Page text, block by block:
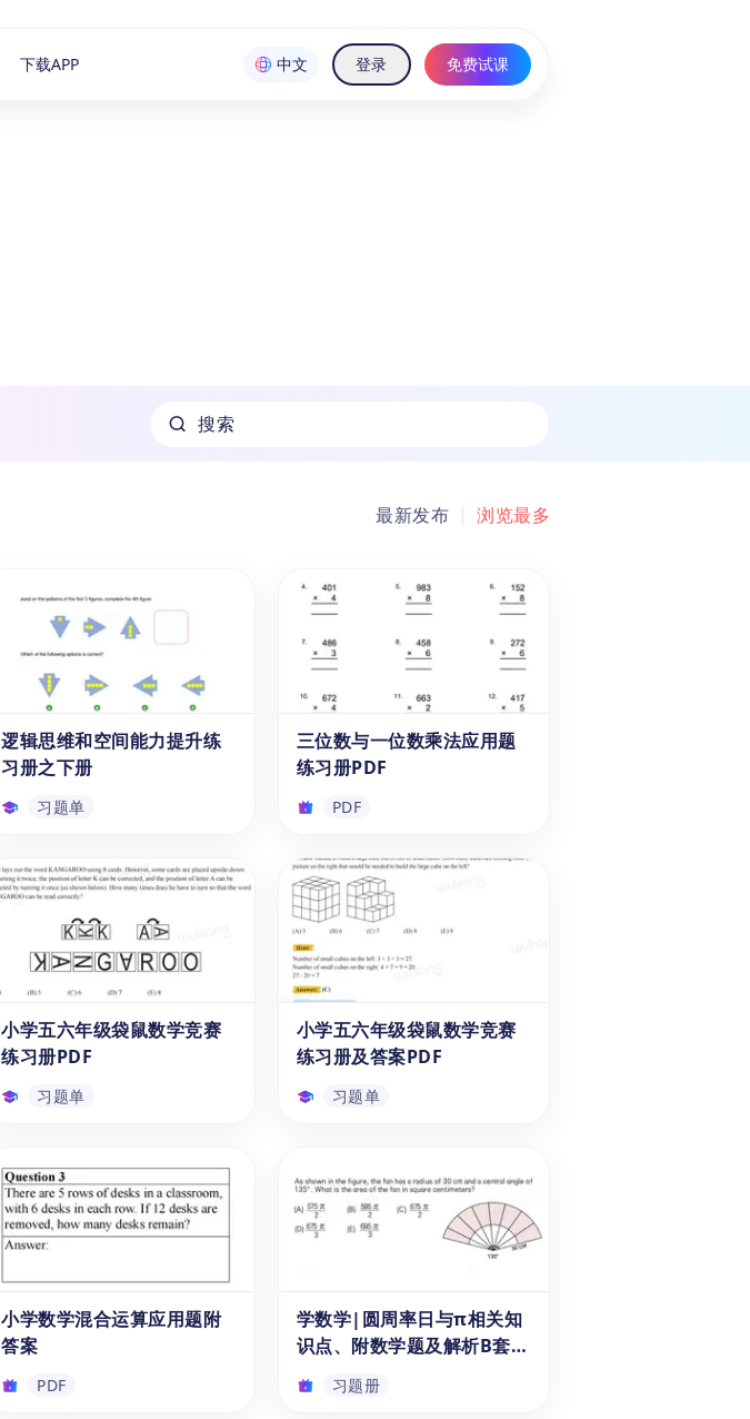
下载APP 中文 登录 免费试课
搜索
最新发布 浏览最多
逻辑思维和空间能力提升练
习册之下册
习题单
逻辑思维和空间能力提升练
习册之下册
通过《逻辑思维和空间能力提升
练习册之下册》这个免费且可下
载的中文PDF学习资源,可以帮助
6-15岁的儿童和学生在学习数学
时,提升逻辑思维、数学推理和
问题分析解决等能力。该资源针
对不同年级设计了一系列有趣的
数学应用题和逻辑推理练习,内
习题单
三位数与一位数乘法应用题
练习册PDF
PDF
三位数与一位数乘法应用题
练习册PDF
点击即可免费下载PDF格式的乘
法应用题练习册。该乘法练习题
电子版适合6-12岁的小学生，包
含多种类型的实际应用题，紧密
结合日常生活场景，旨在帮助学
生提高数学运算能力和实践技
能。
PDF
小学五六年级袋鼠数学竞赛
练习册PDF
习题单
练习册PDF
想尝试有挑战的数学题目吗，这
本《袋鼠数学练习册L5-L6》是
十分方便，练习册中的题目涵盖
多个知识点，如面积、概率问
题。如果你想在课后做些有难度
的练习题，在考试中取得高分，
快来下载使用吧！
习题单
小学五六年级袋鼠数学竞赛
练习册及答案PDF
习题单
练习册及答案PDF
今天给大家分享一份可免费下载
打印的数学练习册，这套PDF版
本的练习册适合备考袋鼠数学竞
级的学生。并配有详细的练习题
答案，给学生提供解题思路，孩
子们做完题之后可以由家长或者
自行修改，查看错题，极大地提
习题单
小学数学混合运算应用题附
答案
PDF
学数学|圆周率日与π相关知
识点、附数学题及解析B套
（可下载PDF）
习题册